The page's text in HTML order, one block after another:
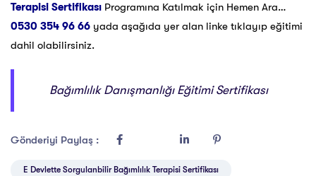
Terapisi Sertifikası Programına Katılmak için Hemen Ara…
0530 354 96 66 yada aşağıda yer alan linke tıklayıp eğitimi
dahil olabilirsiniz.
Bağımlılık Danışmanlığı Eğitimi Sertifikası
Gönderiyi Paylaş :
E Devlette Sorgulanbilir Bağımlılık Terapisi Sertifikası